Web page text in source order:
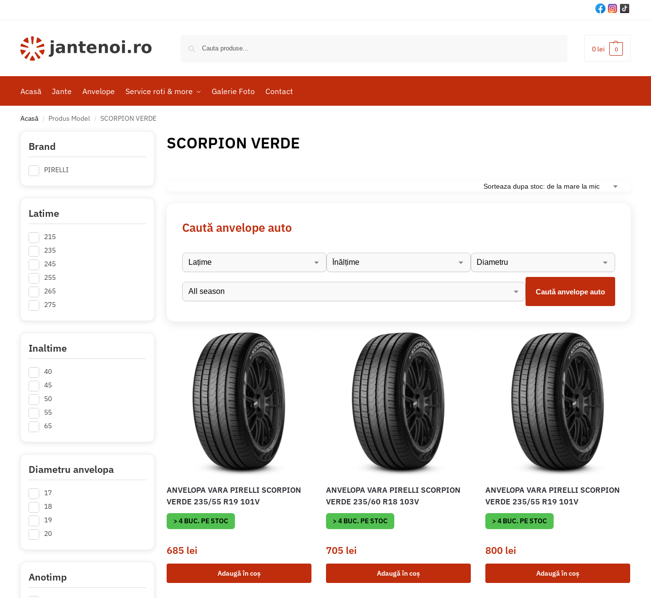
0 lei 0
Acasă Jante Anvelope Service roti & more Galerie Foto Contact
Acasă / Produs Model / SCORPION VERDE
SCORPION VERDE
Caută anvelope auto
ANVELOPA VARA PIRELLI SCORPION
VERDE 235/55 R19 101V
> 4 BUC. PE STOC
685 lei
Adaugă în coș
ANVELOPA VARA PIRELLI SCORPION
VERDE 235/60 R18 103V
> 4 BUC. PE STOC
705 lei
Adaugă în coș
ANVELOPA VARA PIRELLI SCORPION
VERDE 235/55 R19 101V
> 4 BUC. PE STOC
800 lei
Adaugă în coș
Brand
PIRELLI
Latime
215
235
245
255
265
275
Inaltime
40
45
50
55
65
Diametru anvelopa
17
18
19
20
Anotimp